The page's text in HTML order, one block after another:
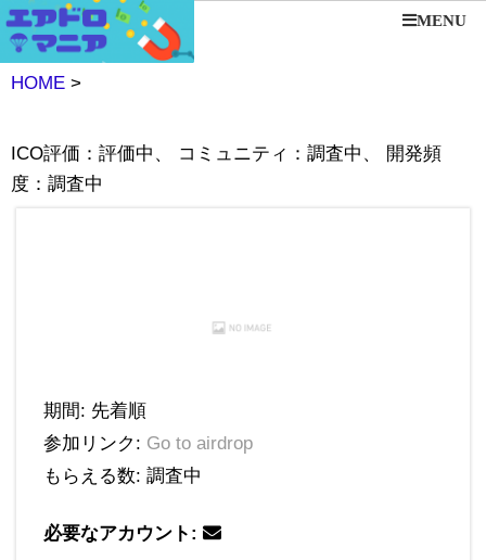
MENU
HOME >
ICO評価：評価中、 コミュニティ：調査中、 開発頻
度：調査中
期間: 先着順
参加リンク: Go to airdrop
もらえる数: 調査中
必要なアカウント: